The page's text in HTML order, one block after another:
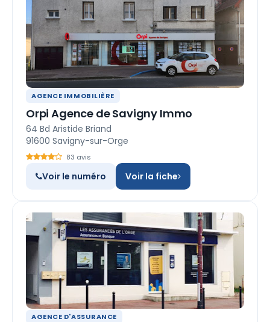
AGENCE IMMOBILIÈRE
Orpi Agence de Savigny Immo
64 Bd Aristide Briand
91600 Savigny-sur-Orge
83 avis
Voir le numéro Voir la fiche
AGENCE D'ASSURANCE